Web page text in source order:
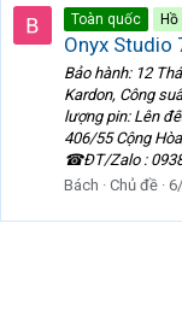
Toàn quốc
Onyx Studio
Bảo hành: 12
Kardon, Công
lượng pin: Lên
406/55 Cộng
☎ĐT/Zalo :
Bách
Chủ đề